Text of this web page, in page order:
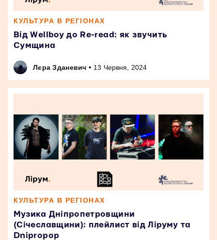
КУЛЬТУРА В РЕГІОНАХ
Від Wellboy до Re-read: як звучить
Сумщина
Лєра Зданевич • 13 Червня, 2024
КУЛЬТУРА В РЕГІОНАХ
Музика Дніпропетровщини
(Січеславщини): плейлист від Ліруму та
Dnipropop